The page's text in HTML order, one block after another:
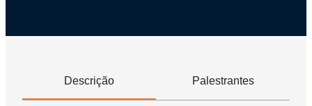
Descrição Palestrantes